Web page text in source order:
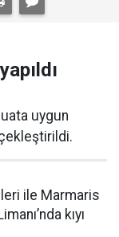
uygun
ile Marmaris
kıyı